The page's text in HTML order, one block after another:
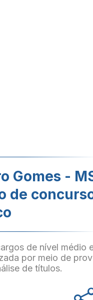
Gomes -
de
de nível médio
por meio de
de títulos.